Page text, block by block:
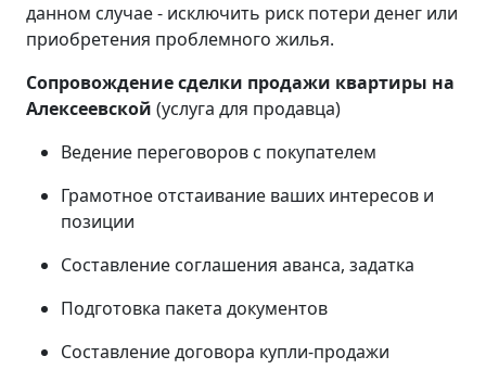
данном случае - исключить риск потери денег или
приобретения проблемного жилья.
Сопровождение сделки продажи квартиры на
Алексеевской (услуга для продавца)
Ведение переговоров с покупателем
Грамотное отстаивание ваших интересов и
позиции
Составление соглашения аванса, задатка
Подготовка пакета документов
Составление договора купли-продажи